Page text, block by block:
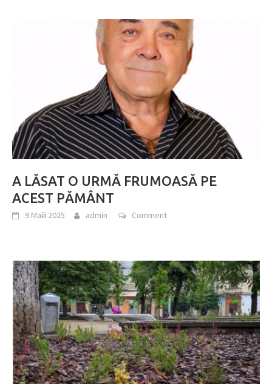
A LĂSAT O URMĂ FRUMOASĂ PE
ACEST PĂMÂNT
9 Май 2025 admin Comment